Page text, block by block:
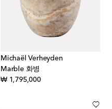
Michaël Verheyden
Marble 화병
₩ 1,795,000original price